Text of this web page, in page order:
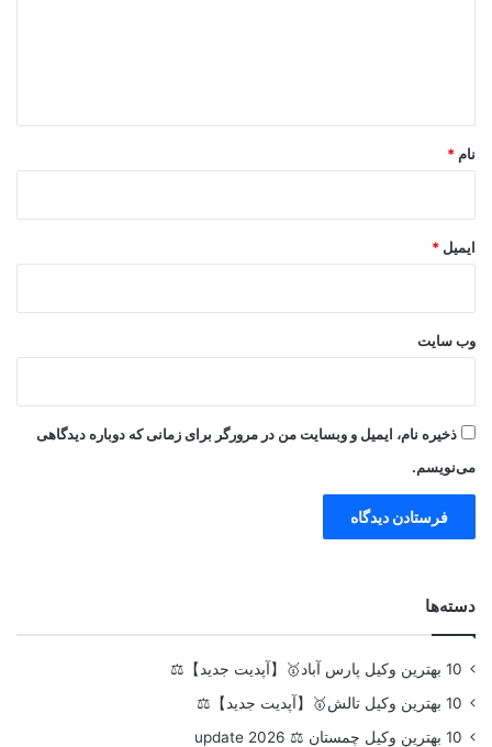
نام *
ایمیل *
وب‌ سایت
ذخیره نام، ایمیل و وبسایت من در مرورگر برای زمانی که دوباره دیدگاهی
می‌نویسم.
دسته‌ها
10 بهترین وکیل پارس آباد🥇【آپدیت جدید】⚖️
10 بهترین وکیل تالش🥇【آپدیت جدید】⚖️
10 بهترین وکیل چمستان ⚖️ update 2026